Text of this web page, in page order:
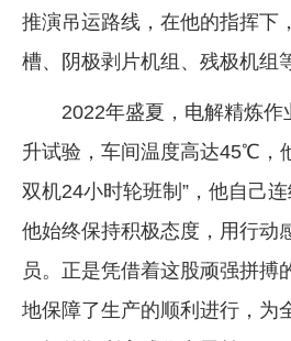
推演吊运路线，在他的指挥下
槽、阴极剥片机组、残极机组
2022年盛夏，电解精炼作
升试验，车间温度高达45℃，
双机24小时轮班制”，他自己连
他始终保持积极态度，用行动
员。正是凭借着这股顽强拼搏
地保障了生产的顺利进行，为